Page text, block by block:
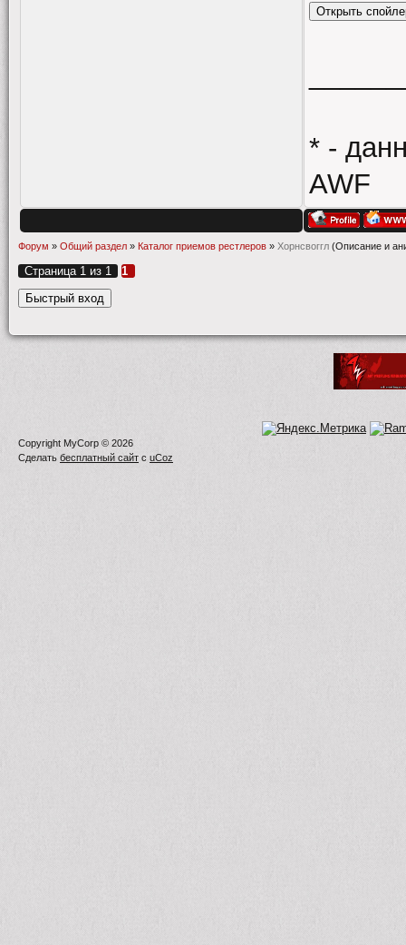
* -
AWF
Форум » Общий раздел » Каталог приемов рестлеров » Хорнсвоггл (Описание и
Страница 1 из 1 1
Copyright MyCorp © 2026
Сделать бесплатный сайт с uCoz